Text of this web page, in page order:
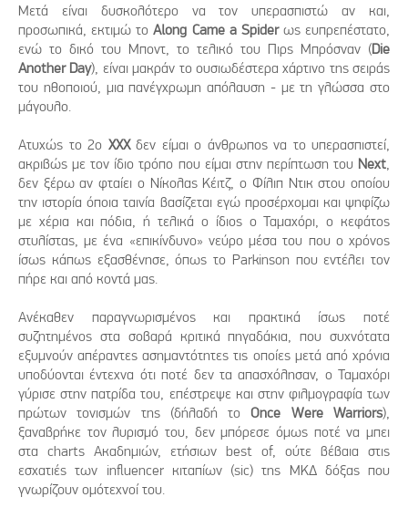
Μετά είναι δυσκολότερο να τον υπερασπιστώ αν και,
προσωπικά, εκτιμώ τοAlong Came a Spiderως ευπρεπέστατο,
ενώ το δικό του Μποντ, το τελικό του Πιρς Μπρόσναν (Die
Another Day), είναι μακράν το ουσιωδέστερα χάρτινο της σειράς
του ηθοποιού, μια πανέγχρωμη απόλαυση - με τη γλώσσα στο
μάγουλο.
Ατυχώς το 2ο XXX δεν είμαι ο άνθρωπος να το υπερασπιστεί,
ακριβώς με τον ίδιο τρόπο που είμαι στην περίπτωση του Next,
δεν ξέρω αν φταίει ο Νίκολας Κέιτζ, ο Φίλιπ Ντικ στου οποίου
την ιστορία όποια ταινία βασίζεται εγώ προσέρχομαι και ψηφίζω
με χέρια και πόδια, ή τελικά ο ίδιος ο Ταμαχόρι, ο κεφάτος
στυλίστας, με ένα «επικίνδυνο» νεύρο μέσα του που ο χρόνος
ίσως κάπως εξασθένησε, όπως το Parkinson που εντέλει τον
πήρε και από κοντά μας.
Ανέκαθεν παραγνωρισμένος και πρακτικά ίσως ποτέ
συζητημένος στα σοβαρά κριτικά πηγαδάκια, που συχνότατα
εξυμνούν απέραντες ασημαντότητες τις οποίες μετά από χρόνια
υποδύονται έντεχνα ότι ποτέ δεν τα απασχόλησαν, ο Ταμαχόρι
γύρισε στην πατρίδα του, επέστρεψε και στην φιλμογραφία των
πρώτων τονισμών της (δήλαδή τοOnce Were Warriors),
ξαναβρήκε τον λυρισμό του, δεν μπόρεσε όμως ποτέ να μπει
στα charts Ακαδημιών, ετήσιων best of, ούτε βέβαια στις
εσχατιές των influencer κιταπίων (sic) της ΜΚΔ δόξας που
γνωρίζουν ομότεχνοί του.